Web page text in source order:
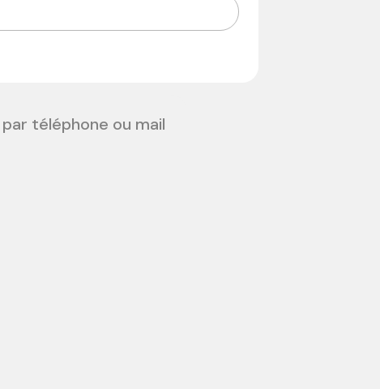
téléphone ou mail